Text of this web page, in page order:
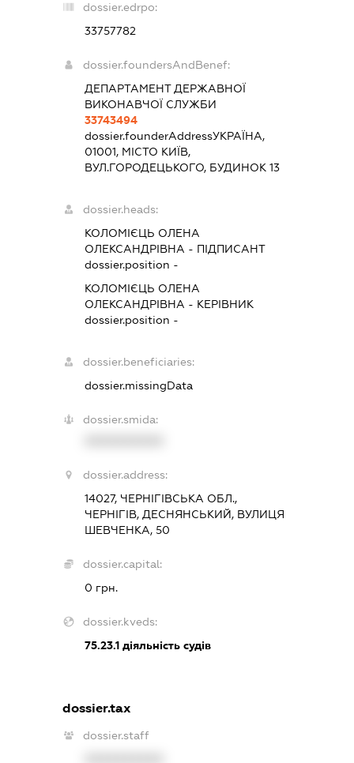
dossier.edrpo:
33757782
dossier.foundersAndBenef:
ДЕПАРТАМЕНТ ДЕРЖАВНОЇ
ВИКОНАВЧОЇ СЛУЖБИ
33743494
dossier.founderAddressУКРАЇНА,
01001, МІСТО КИЇВ,
ВУЛ.ГОРОДЕЦЬКОГО, БУДИНОК 13
dossier.heads:
КОЛОМІЄЦЬ ОЛЕНА
ОЛЕКСАНДРІВНА - ПІДПИСАНТ
dossier.position -
КОЛОМІЄЦЬ ОЛЕНА
ОЛЕКСАНДРІВНА - КЕРІВНИК
dossier.position -
dossier.beneficiaries:
dossier.missingData
dossier.smida:
dossier.address:
14027, ЧЕРНІГІВСЬКА ОБЛ.,
ЧЕРНІГІВ, ДЕСНЯНСЬКИЙ, ВУЛИЦЯ
ШЕВЧЕНКА, 50
dossier.capital:
0 грн.
dossier.kveds:
75.23.1 діяльність судів
dossier.tax
dossier.staff